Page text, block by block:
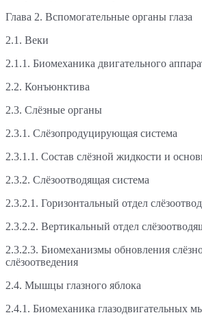
Глава 2. Вспомогательные органы глаза
2.1. Веки
2.1.1. Биомеханика двигательного
2.2. Конъюнктива
2.3. Слёзные органы
2.3.1. Слёзопродуцирующая система
2.3.1.1. Состав слёзной жидкости и
2.3.2. Слёзоотводящая система
2.3.2.1. Горизонтальный отдел
2.3.2.2. Вертикальный отдел
2.3.2.3. Биомеханизмы обновления
слёзоотведения
2.4. Мышцы глазного яблока
2.4.1. Биомеханика глазодвигательных